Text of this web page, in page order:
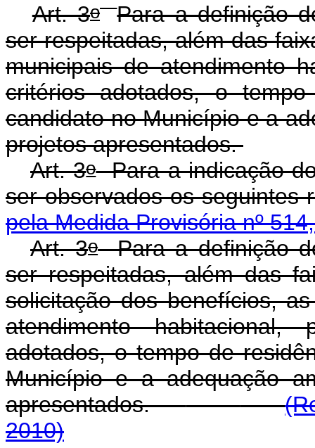
Art. 3o
Para a definição
ser respeitadas, além das
municipais de atendimento
critérios adotados, o
candidato no Município e a
projetos apresentados.
Art. 3oPara a indicação
ser observados os
pela Medida Provisória nº
Art. 3oPara a definição
ser respeitadas, além das
solicitação dos benefícios,
atendimento
adotados, o tempo de
Município e a adequação
apresentados.
2010)